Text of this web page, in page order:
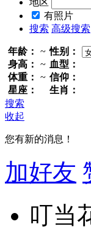
地区
有照片
搜索 高级搜索
年龄： ~ 性别：
身高：
~ 血型：
体重：
~ 信仰：
星座：
生肖：
搜索
收起
您有新的消息！
加好友
叮当